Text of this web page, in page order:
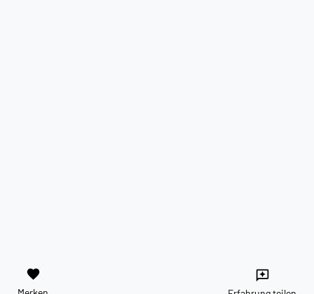
favorite reviews